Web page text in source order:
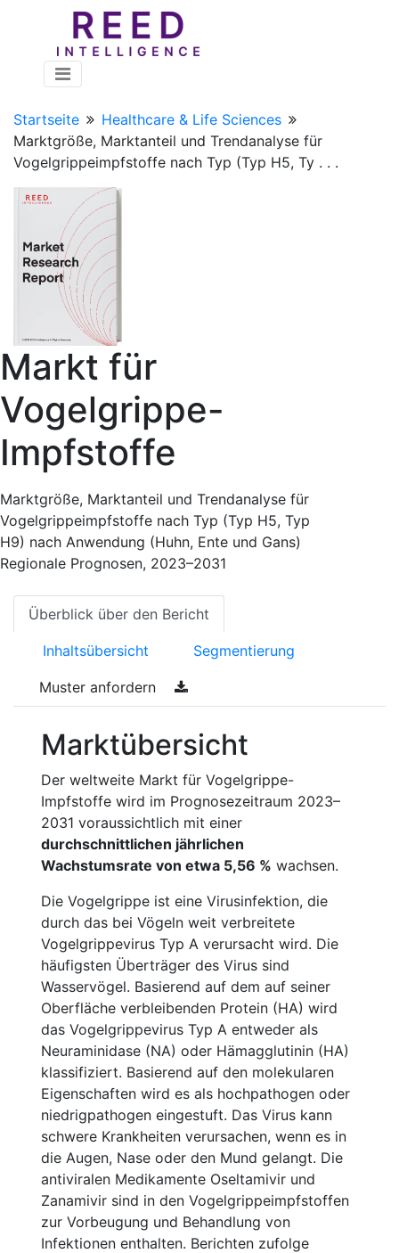
Startseite
Healthcare & Life Sciences
Marktgröße, Marktanteil und Trendanalyse für
Vogelgrippeimpfstoffe nach Typ (Typ H5, Ty . . .
Markt für
Vogelgrippe-
Impfstoffe
Marktgröße, Marktanteil und Trendanalyse für
Vogelgrippeimpfstoffe nach Typ (Typ H5, Typ
H9) nach Anwendung (Huhn, Ente und Gans)
Regionale Prognosen, 2023–2031
Überblick über den Bericht
Inhaltsübersicht Segmentierung
Muster anfordern
Marktübersicht
Der weltweite Markt für Vogelgrippe-
Impfstoffe wird im Prognosezeitraum 2023–
2031 voraussichtlich mit einer
durchschnittlichen jährlichen
Wachstumsrate von etwa 5,56 % wachsen.
Die Vogelgrippe ist eine Virusinfektion, die
durch das bei Vögeln weit verbreitete
Vogelgrippevirus Typ A verursacht wird. Die
häufigsten Überträger des Virus sind
Wasservögel. Basierend auf dem auf seiner
Oberfläche verbleibenden Protein (HA) wird
das Vogelgrippevirus Typ A entweder als
Neuraminidase (NA) oder Hämagglutinin (HA)
klassifiziert. Basierend auf den molekularen
Eigenschaften wird es als hochpathogen oder
niedrigpathogen eingestuft. Das Virus kann
schwere Krankheiten verursachen, wenn es in
die Augen, Nase oder den Mund gelangt. Die
antiviralen Medikamente Oseltamivir und
Zanamivir sind in den Vogelgrippeimpfstoffen
zur Vorbeugung und Behandlung von
Infektionen enthalten. Berichten zufolge